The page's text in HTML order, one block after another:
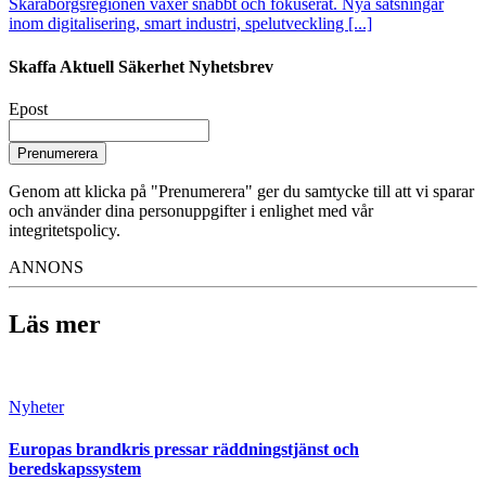
Skaraborgsregionen växer snabbt och fokuserat. Nya satsningar
inom digitalisering, smart industri, spelutveckling [...]
Skaffa Aktuell Säkerhet Nyhetsbrev
Epost
Prenumerera
Genom att klicka på "Prenumerera" ger du samtycke till att vi sparar
och använder dina personuppgifter i enlighet med vår
integritetspolicy.
ANNONS
Läs mer
Nyheter
Europas brandkris pressar räddningstjänst och
beredskapssystem